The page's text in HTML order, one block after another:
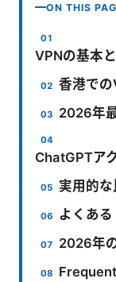
ON THIS
VPNの基本
香港で
2026年
ChatGPTア
実用的な
よくあ
2026年